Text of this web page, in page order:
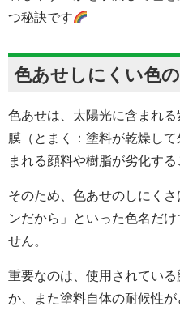
つ秘訣です
色あせしにくい色
色あせは、太陽光に含まれ
膜（とまく：塗料が乾燥し
まれる顔料や樹脂が劣化する
そのため、色あせのしにく
ンだから」といった色名だ
せん。
重要なのは、使用されてい
か、また塗料自体の耐候性が